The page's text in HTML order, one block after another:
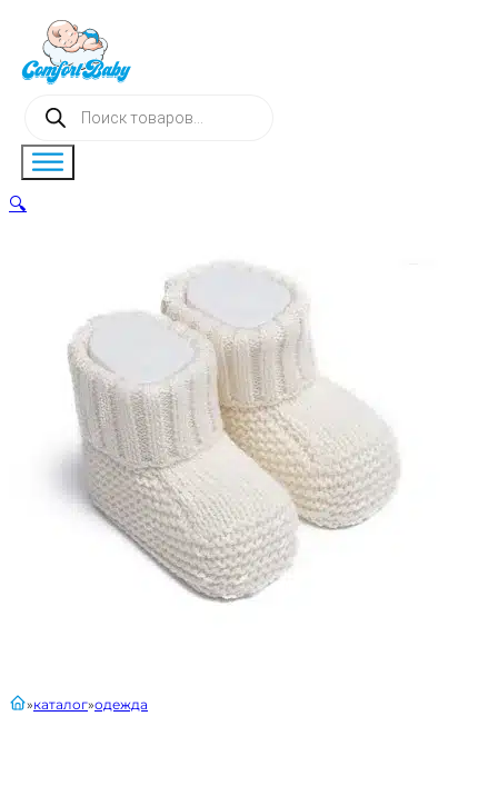
Поиск
товаров
главнаякаталог одежда
🔍